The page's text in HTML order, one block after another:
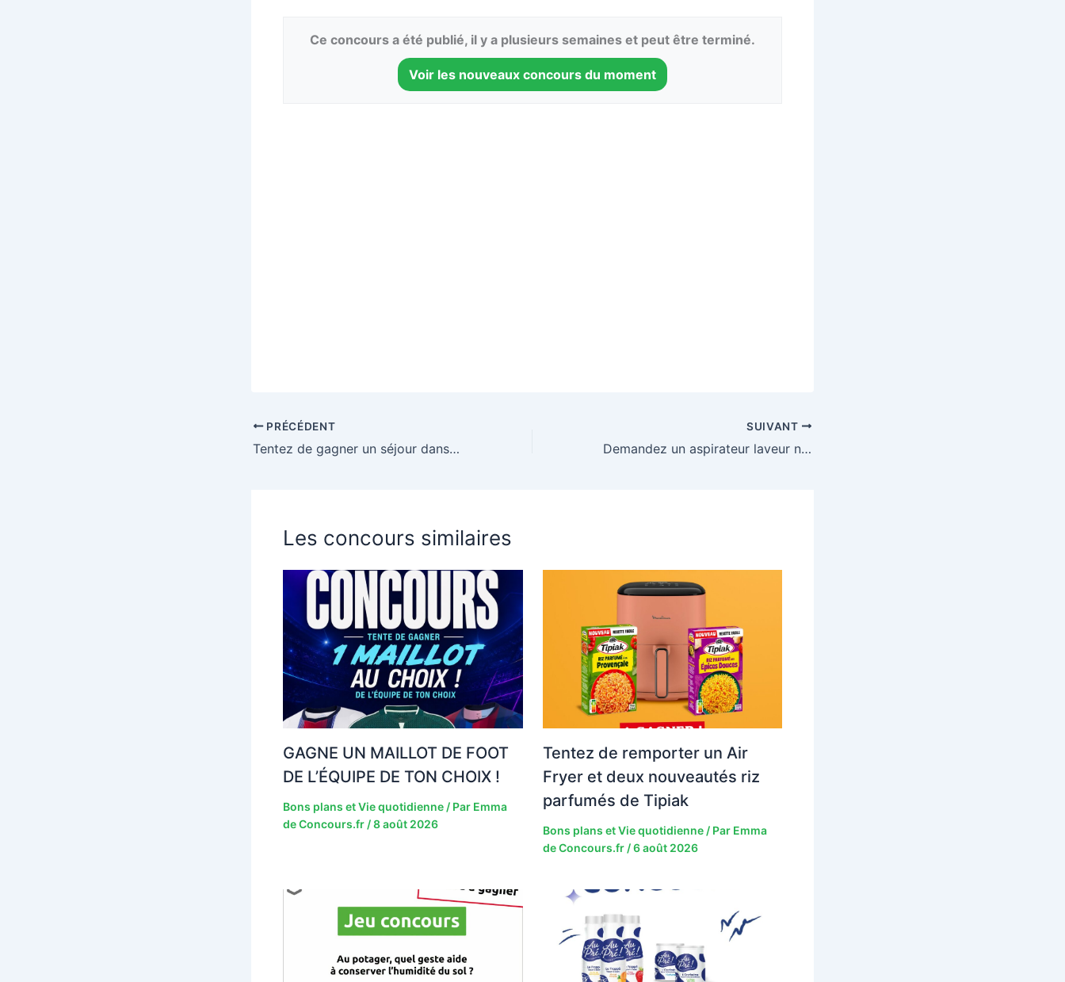
Ce concours a été publié, il y a plusieurs semaines et peut être terminé.
Voir les nouveaux concours du moment
PRÉCÉDENT
Tentez de gagner un séjour dans la Résidence Club MMV L’Etoile des Sybelles + 4 forfaits de ski
SUIVANT
Demandez un aspirateur laveur nouvelle génération
Les concours similaires
GAGNE UN MAILLOT DE FOOT
DE L’ÉQUIPE DE TON CHOIX !
Bons plans et Vie quotidienne/ Par Emma
de Concours.fr/8 août 2026
Tentez de remporter un Air
Fryer et deux nouveautés riz
parfumés de Tipiak
Bons plans et Vie quotidienne/ Par Emma
de Concours.fr/6 août 2026